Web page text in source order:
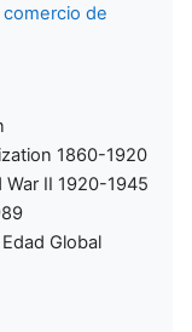
de
1860-1920
II 1920-1945
Global